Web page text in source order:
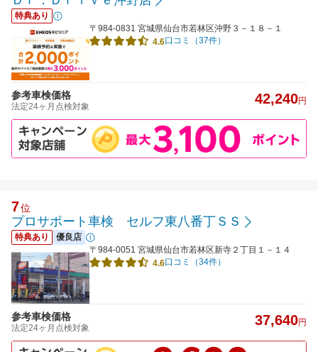
特典あり
〒984-0831 宮城県仙台市若林区沖野３－１８－１
4.6口コミ（37件）
参考車検価格
法定24ヶ月点検対象 42,240円
7位
プロサポート車検 セルフ東八番丁ＳＳ
特典あり
優良店
〒984-0051 宮城県仙台市若林区新寺２丁目１－１４
4.6口コミ（34件）
参考車検価格
法定24ヶ月点検対象 37,640円